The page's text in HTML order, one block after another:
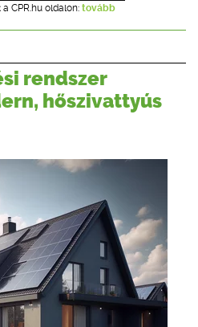
JOG
SEGÉDLETEK
CPR.hu oldalon: tovább
rendszer
hőszivattyús